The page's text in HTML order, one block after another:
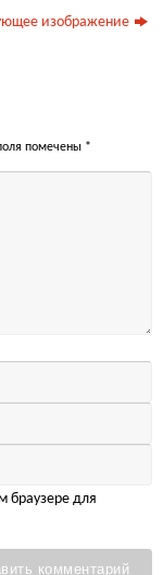
изображение
помечены *
браузере для